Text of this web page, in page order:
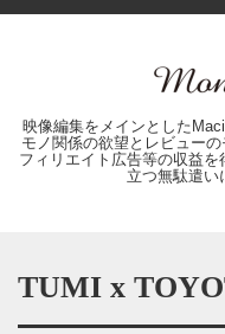
映像編集をメインとした
モノ関係の欲望とレビュー
フィリエイト広告等の収益
立つ無駄遣い
TUMI x